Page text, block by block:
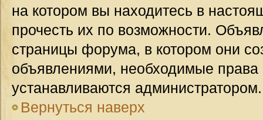
на котором вы находитесь в
прочесть их по возможности.
страницы форума, в котором они
объявлениями, необходимые права
устанавливаются администратором.
Вернуться наверх